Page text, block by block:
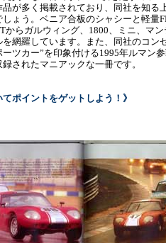
が多く掲載されており、同社を知る
ょう。ベニア合板のシャシーと軽量
からガルウィング、1800、ミニ、マ
網羅しています。また、同社のコン
ツカー”を印象付ける1995年ルマン
されたマニアックな一冊です。
てポイントをゲットしよう！》